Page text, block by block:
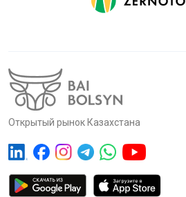
Открытый рынок Казахстана